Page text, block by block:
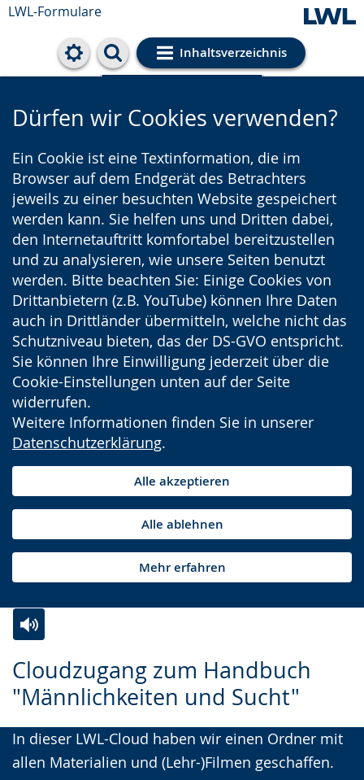
LWL-Formulare
Inhaltsverzeichnis
Cookie-Einstellungen
Dürfen wir Cookies verwenden?
Ein Cookie ist eine Textinformation, die im
Browser auf dem Endgerät des Betrachters
jeweils zu einer besuchten Website gespeichert
werden kann. Sie helfen uns und Dritten dabei,
den Internetauftritt komfortabel bereitzustellen
und zu analysieren, wie unsere Seiten benutzt
werden. Bitte beachten Sie: Einige Cookies von
Drittanbietern (z.B. YouTube) können Ihre Daten
auch in Drittländer übermitteln, welche nicht das
Schutzniveau bieten, das der DS-GVO entspricht.
Sie können Ihre Einwilligung jederzeit über die
Cookie-Einstellungen unten auf der Seite
widerrufen.
Weitere Informationen finden Sie in unserer
Datenschutzerklärung.
Alle akzeptieren
Alle ablehnen
Mehr erfahren
Cloudzugang zum Handbuch
"Männlichkeiten und Sucht"
In dieser LWL-Cloud haben wir einen Ordner mit
allen Materialien und (Lehr-)Filmen geschaffen.
Leichten
Sprache
wechseln.
Audio-
Unterstützung.
Video
in
Deutscher
Gebärdensprache
wird